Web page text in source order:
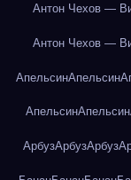
Антон Чехов —
Антон Чехов —
АпельсинАпельсин
АпельсинАпельсин
АрбузАрбузАрбуз